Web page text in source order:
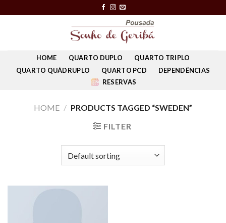
to
HOME QUARTO DUPLO
QUARTO TRIPLO
QUARTO QUÁDRUPLO
QUARTO PCD
DEPENDÊNCIAS
RESERVAS
HOME / PRODUCTS TAGGED “SWEDEN”
FILTER